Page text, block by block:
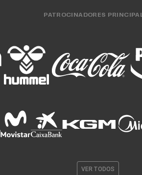
PATROCINADORES
VER TODOS